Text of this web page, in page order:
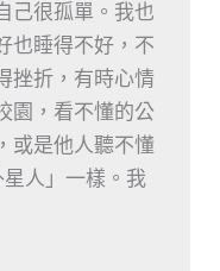
己很孤單。我也
也睡得不好，不
挫折，有時心情
園，看不懂的公
或是他人聽不懂
人」一樣。我